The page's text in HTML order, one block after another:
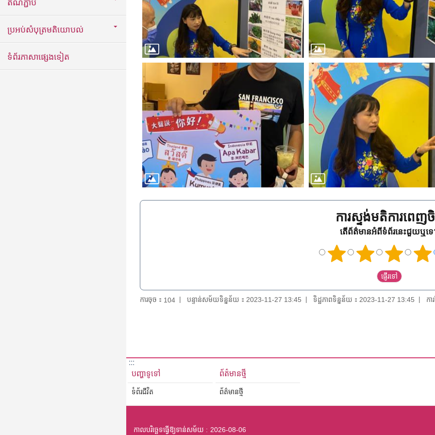
តំណភ្ជាប់
ប្រអប់សំបុត្រមតិយោបល់
ទំព័រភាសាផ្សេងទៀត
ការស្ទង់មតិការពេញចិ
តើព័ត៌មានអំពីទំព័រនេះជួយឬទ
ការចុច： 104 បន្ទាន់សម័យទិន្នន័យ：2023-11-27 13:45 ទិដ្ឋភាពទិន្នន័យ：2023-11-27 13:45 ក
:::
បញ្ហាទូទៅ
ទំព័រជីវិត
ព័ត៌មានថ្មី
ព័ត៌មានថ្មី
កាលបរិច្ឆេទធ្វើឱ្យទាន់សម័យ 2026-08-06